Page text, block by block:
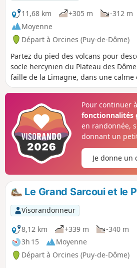
11,68 km
+305 m -312 m
Moyenne
Départ à Orcines (Puy-de-Dôme)
Partez du pied des volcans pour
socle hercynien du Plateau des
faille de la Limagne, dans une
cultures, bois et pâturages.
Limagne, à l'Est.
Pour continuer
fonctionnalités
en randonnée,
donnant un
Je donne un
Le Grand Sarcoui et le
Visorandonneur
8,12 km
+339 m
-340 m
3h 15
Moyenne
Départ à Orcines (Puy-de-Dôme)